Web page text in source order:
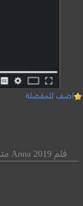
اضف للمفضلة
فلم Anna 2019 مترجم عربي بالكامل اون لاين على فشار